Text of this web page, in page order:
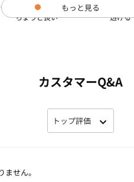
透ける
もっと見る
カスタマーQ&A
せん。